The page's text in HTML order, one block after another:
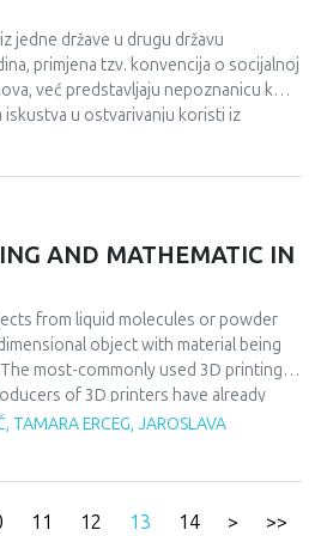
identiteta, iako posmatrač sa strane
društva, pa je poces izlaska
jedne države u drugu državu
primjena tzv. konvencija o socijalnoj
već predstavljaju nepoznanicu koja
iskustva u ostvarivanju koristi iz
Davanje usluga inostranim
osiguranje, koje posredno a nekad i
koristi za ustanovu i za korisnika
AND MATHEMATIC IN
from liquid molecules or powder
object with material being
most-commonly used 3D printing
of 3D printers have already
printing method in schools is the
The practical application of this
education close to the science
TAMARA ERCEG, JAROSLAVA
11 12 13 14 > >>